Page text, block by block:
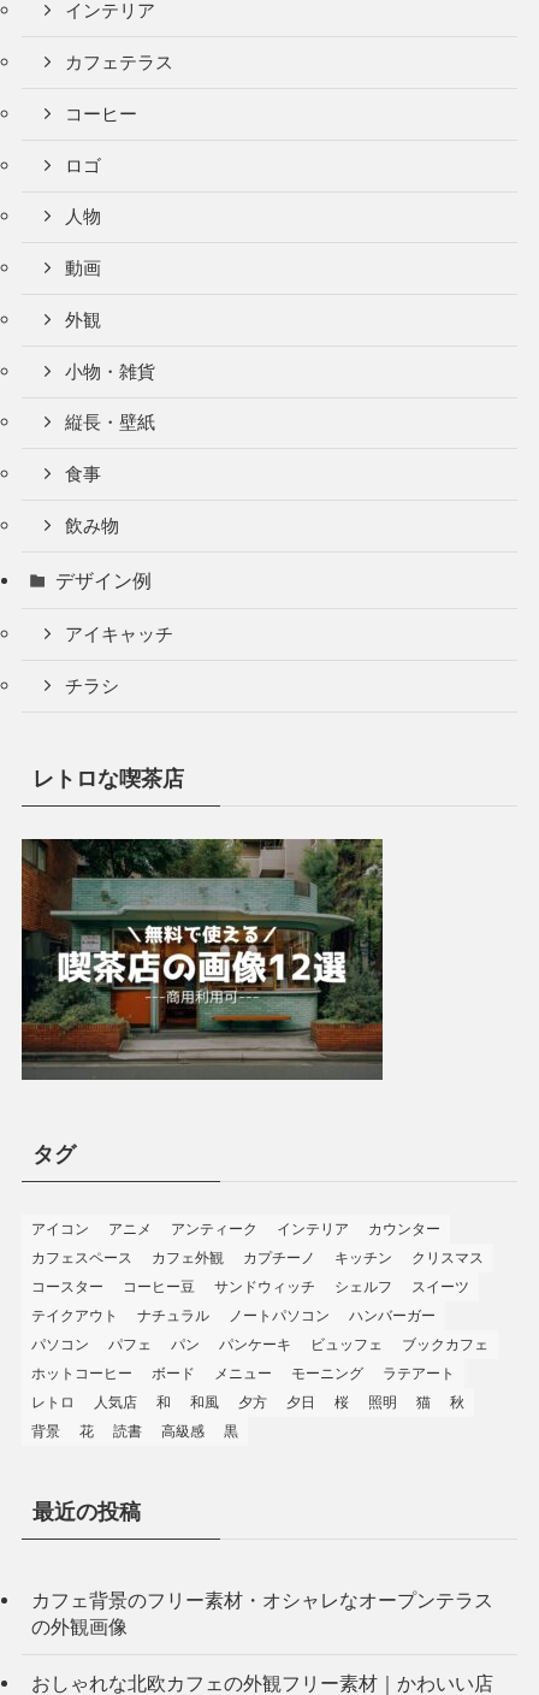
インテリア
カフェテラス
コーヒー
ロゴ
人物
動画
外観
小物・雑貨
縦長・壁紙
食事
飲み物
デザイン例
アイキャッチ
チラシ
レトロな喫茶店
タグ
アイコン アニメ アンティーク インテリア
カウンター
カフェスペース
カフェ外観 カプチーノ キッチン
クリスマス
コースター
コーヒー豆 サンドウィッチ シェルフ
スイーツ
テイクアウト
ナチュラル ノートパソコン
ハンバーガー
パソコン
パフェ パン パンケーキ ビュッフェ
ブックカフェ
ホットコーヒー
ボード メニュー モーニング
ラテアート
レトロ
人気店 和 和風 夕方 夕日 桜 照明 猫
秋
背景
花 読書 高級感 黒
最近の投稿
カフェ背景のフリー素材・オシャレなオープンテラス
の外観画像
おしゃれな北欧カフェの外観フリー素材｜かわいい店